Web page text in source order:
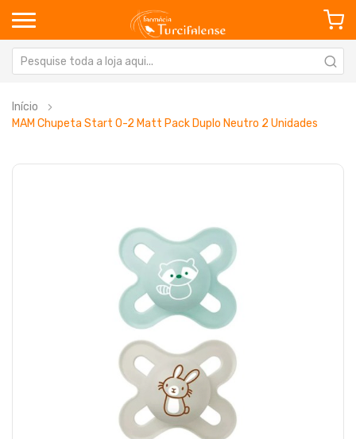
Início
MAM Chupeta Start 0-2 Matt Pack Duplo Neutro 2 Unidades
Saltar